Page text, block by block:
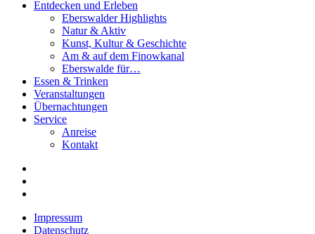
Entdecken und Erleben
Eberswalder Highlights
Natur & Aktiv
Kunst, Kultur & Geschichte
Am & auf dem Finowkanal
Eberswalde für…
Essen & Trinken
Veranstaltungen
Übernachtungen
Service
Anreise
Kontakt
Impressum
Datenschutz